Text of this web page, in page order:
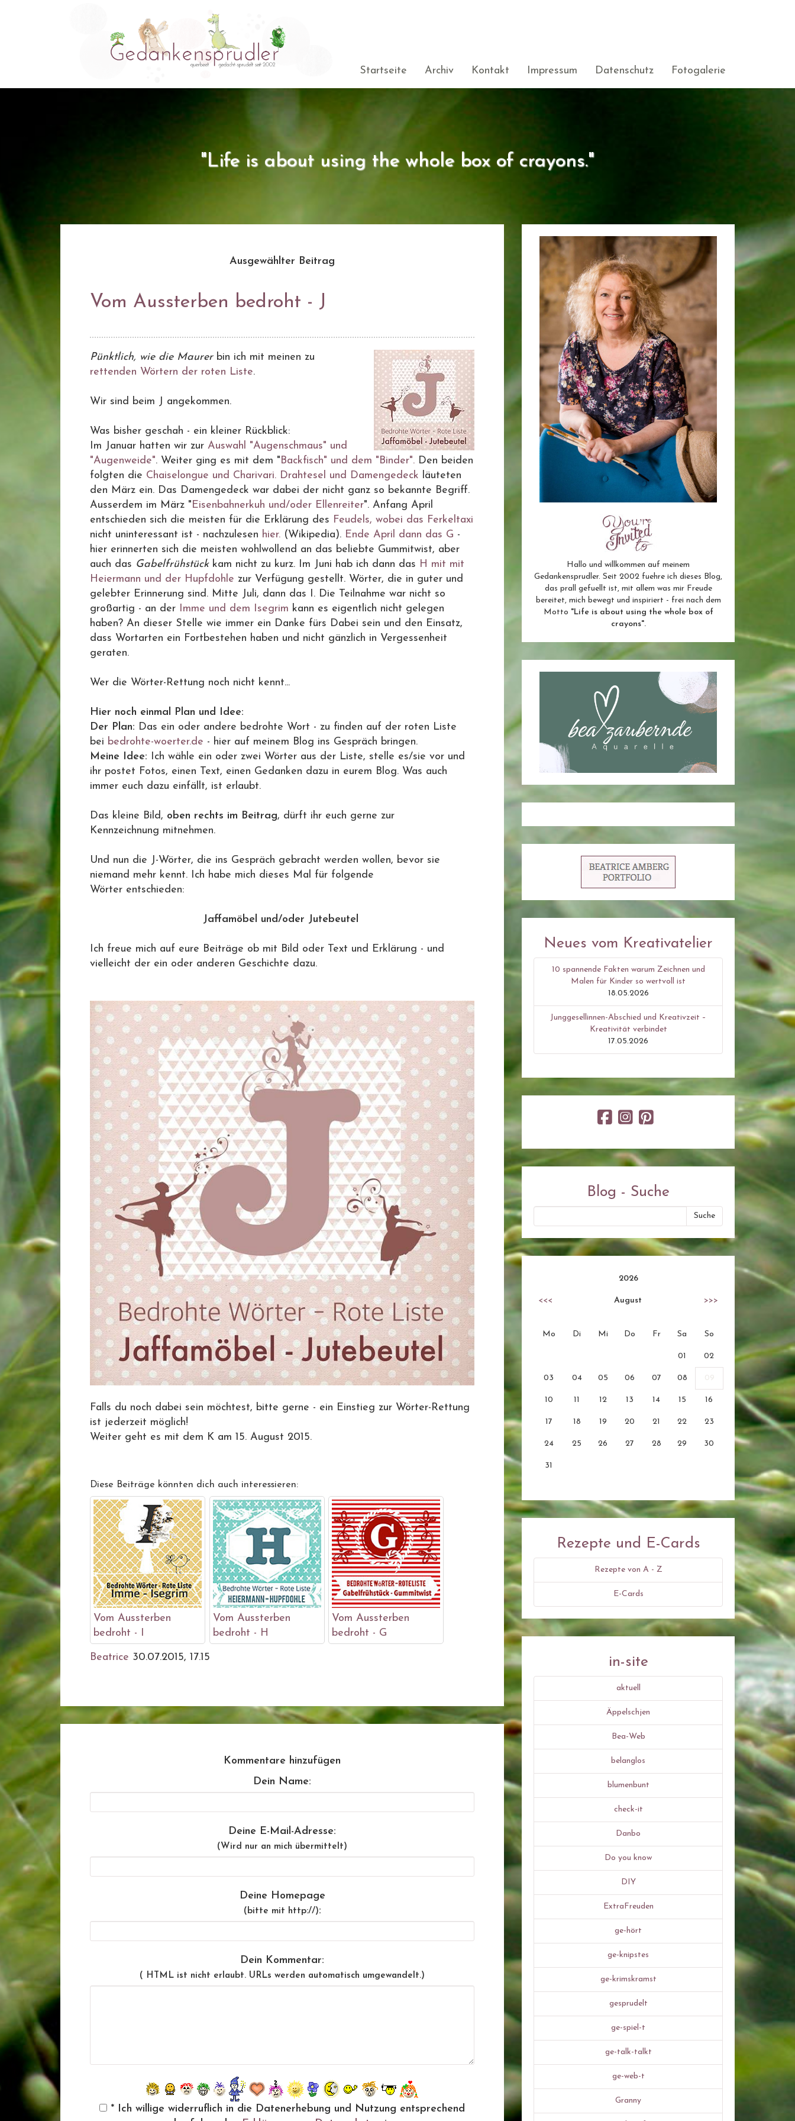
Startseite Archiv Kontakt Impressum Datenschutz Fotogalerie
"Life is about using the whole box of crayons."
Ausgewählter Beitrag
Vom Aussterben bedroht - J
Pünktlich, wie die Maurerbin ich mit meinen zu
rettenden Wörtern der roten Liste.
Wir sind beim J angekommen.
Was bisher geschah - ein kleiner Rückblick:
Im Januar hatten wir zur Auswahl "Augenschmaus" und
"Augenweide". Weiter ging es mit dem "Backfisch" und dem "Binder". Den beiden
folgten die Chaiselongue und Charivari. Drahtesel und Damengedeck läuteten
den März ein. Das Damengedeck war dabei der nicht ganz so bekannte Begriff.
Ausserdem im März "Eisenbahnerkuh und/oder Ellenreiter". Anfang April
entschieden sich die meisten für die Erklärung des Feudels, wobei das Ferkeltaxi
nicht uninteressant ist - nachzulesen hier. (Wikipedia). Ende April dann das G -
hier erinnerten sich die meisten wohlwollend an das beliebte Gummitwist, aber
auch das Gabelfrühstückkam nicht zu kurz. Im Juni hab ich dann das H mit mit
Heiermann und der Hupfdohle zur Verfügung gestellt. Wörter, die in guter und
gelebter Erinnerung sind. Mitte Juli, dann das I. Die Teilnahme war nicht so
großartig - an der Imme und dem Isegrim kann es eigentlich nicht gelegen
haben? An dieser Stelle wie immer ein Danke fürs Dabei sein und den Einsatz,
dass Wortarten ein Fortbestehen haben und nicht gänzlich in Vergessenheit
geraten.
Wer die Wörter-Rettung noch nicht kennt...
Hier noch einmal Plan und Idee:
Der Plan: Das ein oder andere bedrohte Wort - zu finden auf der roten Liste
bei bedrohte-woerter.de - hier auf meinem Blog ins Gespräch bringen.
Meine Idee: Ich wähle ein oder zwei Wörter aus der Liste, stelle es/sie vor und
ihr postet Fotos, einen Text, einen Gedanken dazu in eurem Blog. Was auch
immer euch dazu einfällt, ist erlaubt.
Das kleine Bild, oben rechts im Beitrag, dürft ihr euch gerne zur
Kennzeichnung mitnehmen.
Und nun die J-Wörter, die ins Gespräch gebracht werden wollen, bevor sie
niemand mehr kennt. Ich habe mich dieses Mal für folgende
Wörter entschieden:
Jaffamöbel und/oder Jutebeutel
Ich freue mich auf eure Beiträge ob mit Bild oder Text und Erklärung - und
vielleicht der ein oder anderen Geschichte dazu.
Falls du noch dabei sein möchtest, bitte gerne - ein Einstieg zur Wörter-Rettung
ist jederzeit möglich!
Weiter geht es mit dem K am 15. August 2015.
Diese Beiträge könnten dich auch interessieren:
Vom Aussterben
bedroht - I
Vom Aussterben
bedroht - H
Vom Aussterben
bedroht - G
Beatrice 30.07.2015, 17.15
Kommentare hinzufügen
Dein Name:
Deine E-Mail-Adresse:
(Wird nur an mich übermittelt)
Deine Homepage
(bitte mit http://):
Dein Kommentar:
( HTML ist nicht erlaubt. URLs werden automatisch umgewandelt.)
* Ich willige widerruflich in die Datenerhebung und Nutzung entsprechend
Hallo und willkommen auf meinem
Gedankensprudler. Seit 2002 fuehre ich dieses Blog,
das prall gefuellt ist, mit allem was mir Freude
bereitet, mich bewegt und inspiriert - frei nach dem
Motto "Life is about using the whole box of
crayons".
Neues vom Kreativatelier
10 spannende Fakten warum Zeichnen und
Malen für Kinder so wertvoll ist
18.05.2026
Junggesellinnen-Abschied und Kreativzeit –
Kreativität verbindet
17.05.2026
Blog - Suche
2026
<<< August >>>
Mo Di Mi Do Fr Sa So
01 02
03 04 05 06 07 08 09
10 11 12 13 14 15 16
17 18 19 20 21 22 23
24 25 26 27 28 29 30
31
Rezepte und E-Cards
Rezepte von A - Z
E-Cards
in-site
aktuell
Äppelschjen
Bea-Web
belanglos
blumenbunt
check-it
Danbo
Do you know
DIY
ExtraFreuden
ge-hört
ge-knipstes
ge-krimskramst
gesprudelt
ge-spiel-t
ge-talk-talkt
ge-web-t
Granny